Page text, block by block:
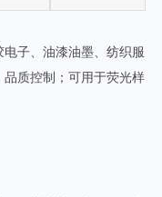
子、油漆油墨、纺织服
质控制；可用于荧光样